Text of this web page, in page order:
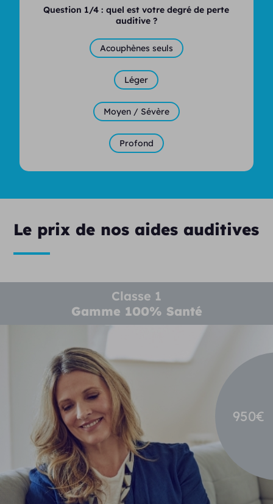
Question 1/4 : quel est votre degré de perte
auditive ?
Acouphènes seuls
Léger
Moyen / Sévère
Profond
Le prix de nos aides auditives
Classe 1
Gamme 100% Santé
950€